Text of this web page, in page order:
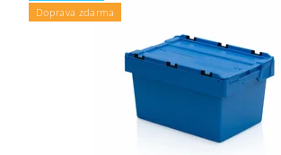
Doprava zdarma